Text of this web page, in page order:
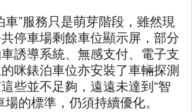
車”服務只是萌芽階段，雖然現
停車場剩餘車位顯示屏，部分
誘導系統、無感支付、電子支
咪錶泊車位亦安裝了車輛探測
些並不足夠，遠遠未達到“智
的標準，仍須持續優化。